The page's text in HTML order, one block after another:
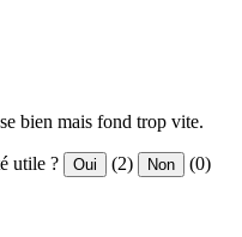
bien mais fond trop vite.
utile ? Oui (2) Non (0)